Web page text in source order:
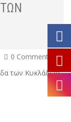
0 Comment
των Κυκλάδων